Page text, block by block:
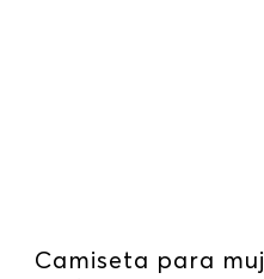
Camiseta para